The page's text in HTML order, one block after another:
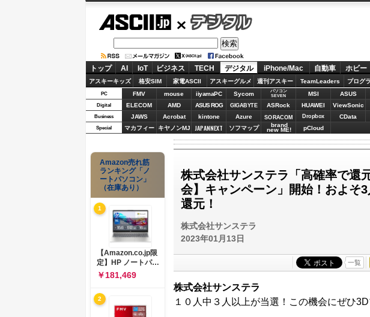
デジタル
トップ AI IoT ビジネス TECH デジタル iPhone/Mac 自動車 ホビー
アスキーキッズ 格安SIM 家電ASCII アスキーグルメ 週刊アスキー TeamLeaders プログ
PC FMV mouse iiyamaPC Sycom
パソコン
SEVEN
MSI ASUS
Digital ELECOM AMD ASUS ROG GIGABYTE ASRock HUAWEI ViewSonic
Business JAWS Acrobat kintone Azure SORACOM Dropbox CData
Special マカフィー キヤノンMJ JAPANNEXT ソフマップ brand
new ME! pCloud
株式会社サンステラ「高確率で還
会】キャンペーン」開始！およそ
還元！
株式会社サンステラ
2023年01月13日
一覧
株式会社サンステラ
１０人中３人以上が当選！この機会にぜひ
Amazon売れ筋
ランキング「ノ
ートパソコン」
（在庫あり）
1
【Amazon.co.jp限
定】HP ノートパソ
コン 15-fd 15.6イン
チ インテル Core 5
120U メモリ16GB
SSD512GB
Windows 11
￥181,469
2